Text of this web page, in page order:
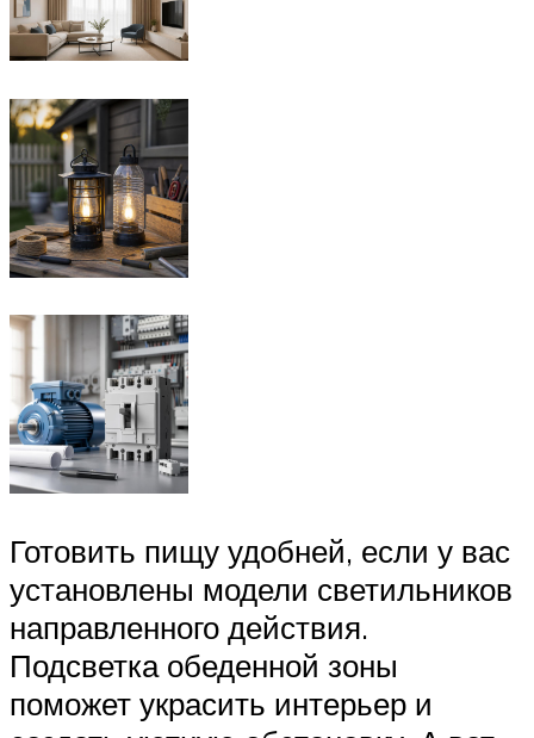
Готовить пищу удобней, если у вас
установлены модели светильников
направленного действия.
Подсветка обеденной зоны
поможет украсить интерьер и